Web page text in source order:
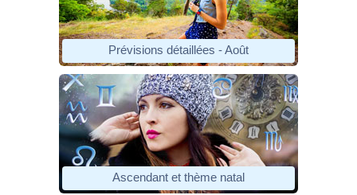
Prévisions détaillées - Août
Ascendant et thème natal